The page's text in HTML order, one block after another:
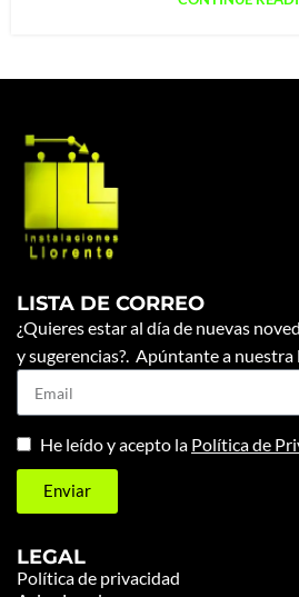
LISTA DE CORREO
¿Quieres estar al día de nuevas
y sugerencias?. Apúntante a nuestra
He leído y acepto la Política de
Enviar
LEGAL
Política de privacidad